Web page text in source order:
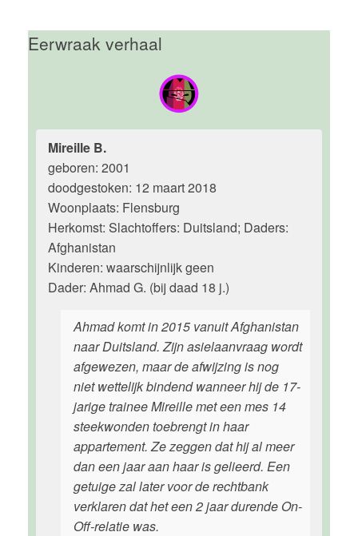
Eerwraak verhaal
Mireille B.
geboren: 2001
doodgestoken: 12 maart 2018
Woonplaats: Flensburg
Herkomst: Slachtoffers: Duitsland; Daders:
Afghanistan
Kinderen: waarschijnlijk geen
Dader: Ahmad G. (bij daad 18 j.)
Ahmad komt in 2015 vanuit Afghanistan
naar Duitsland. Zijn asielaanvraag wordt
afgewezen, maar de afwijzing is nog
niet wettelijk bindend wanneer hij de 17-
jarige trainee Mireille met een mes 14
steekwonden toebrengt in haar
appartement. Ze zeggen dat hij al meer
dan een jaar aan haar is gelieerd. Een
getuige zal later voor de rechtbank
verklaren dat het een 2 jaar durende On-
Off-relatie was.